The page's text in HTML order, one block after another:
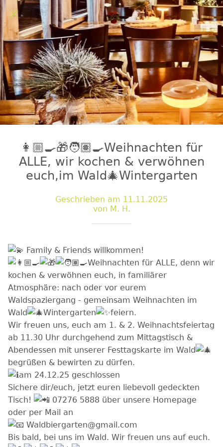
👩🏼‍🍳🎁🧑🏽‍🍳Weihnachten für
ALLE, wir kochen & verwöhnen
euch,im Wald🎄Wintergarten
Geschrieben am 11.11.2025
von M. H.
Family & Friends willkommen!
Weihnachten für ALLE, denn wir
kochen & verwöhnen euch, in familiärer
Atmosphäre: nach oder vor eurem
Waldspaziergang - gemeinsam Weihnachten im
Wald
Wintergarten
feiern.
Wir freuen uns, euch am 1. & 2. Weihnachtsfeiertag
ab 11.30 Uhr durchgehend zum Mittagstisch &
Abendessen mit unserer Festtagskarte im Wald
begrüßen & bewirten zu dürfen.
am 24.12.25 geschlossen
Sichere dir/euch, jetzt euren liebevoll gedeckten
Tisch!
07276 5888 über unsere Homepage
oder per Mail an
Waldbiergarten@gmail.com
Bis bald, bei uns im Wald. Wir freuen uns auf euch.